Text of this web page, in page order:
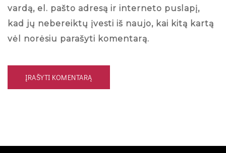
vardą, el. pašto adresą ir interneto puslapį,
kad jų nebereiktų įvesti iš naujo, kai kitą kartą
vėl norėsiu parašyti komentarą.